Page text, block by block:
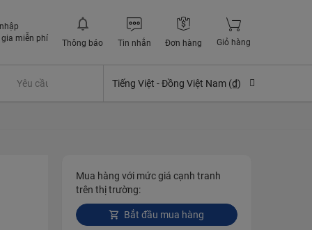
miễn phí
Thông báo Tin nhắn Đơn hàng Giỏ hàng
Yêu cầu quyền lợi bảo hiểmTiếng Việt -Đồng Việt Nam (₫)
Mua hàng với mức giá cạnh tranh
trên thị trường:
Bắt đầu mua hàng